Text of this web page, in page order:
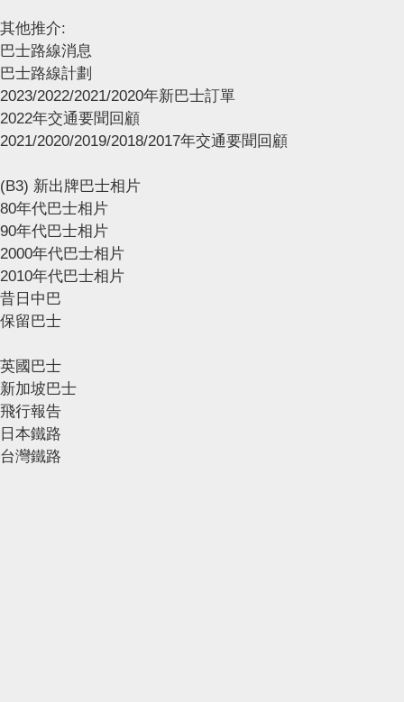
其他推介:
巴士路線消息
巴士路線計劃
2023/2022/2021/2020年新巴士訂單
2022年交通要聞回顧
2021/2020/2019/2018/2017年交通要聞回顧
(B3) 新出牌巴士相片
80年代巴士相片
90年代巴士相片
2000年代巴士相片
2010年代巴士相片
昔日中巴
保留巴士
英國巴士
新加坡巴士
飛行報告
日本鐵路
台灣鐵路